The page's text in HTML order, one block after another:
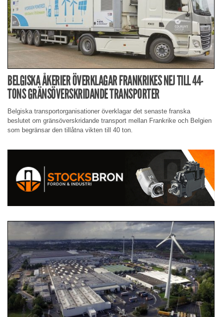
BELGISKA ÅKERIER ÖVERKLAGAR FRANKRIKES NEJ TILL 44-
TONS GRÄNSÖVERSKRIDANDE TRANSPORTER
Belgiska transportorganisationer överklagar det senaste franska
beslutet om gränsöverskridande transport mellan Frankrike och Belgien
som begränsar den tillåtna vikten till 40 ton.